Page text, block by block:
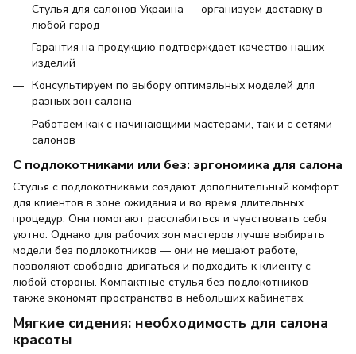
Стулья для салонов Украина — организуем доставку в
любой город
Гарантия на продукцию подтверждает качество наших
изделий
Консультируем по выбору оптимальных моделей для
разных зон салона
Работаем как с начинающими мастерами, так и с сетями
салонов
С подлокотниками или без: эргономика для салона
Стулья с подлокотниками создают дополнительный комфорт
для клиентов в зоне ожидания и во время длительных
процедур. Они помогают расслабиться и чувствовать себя
уютно. Однако для рабочих зон мастеров лучше выбирать
модели без подлокотников — они не мешают работе,
позволяют свободно двигаться и подходить к клиенту с
любой стороны. Компактные стулья без подлокотников
также экономят пространство в небольших кабинетах.
Мягкие сидения: необходимость для салона
красоты